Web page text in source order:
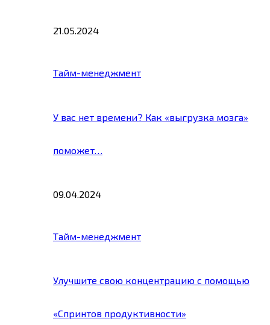
21.05.2024
Тайм-менеджмент
У вас нет времени? Как «выгрузка мозга»
поможет…
09.04.2024
Тайм-менеджмент
Улучшите свою концентрацию с помощью
«Спринтов продуктивности»